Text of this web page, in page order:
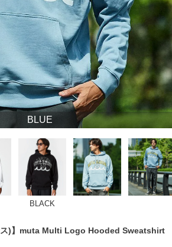
BLUE
BLACK
ス)】muta Multi Logo Hooded Sweatshirt